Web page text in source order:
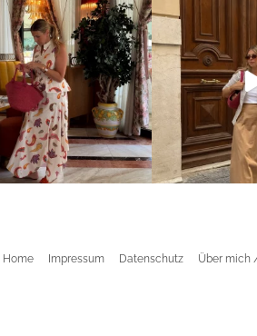
Home Impressum Datenschutz Über mich